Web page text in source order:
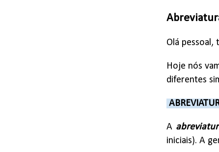
Olá pessoal,
Hoje nós
diferentes
A
iniciais). A